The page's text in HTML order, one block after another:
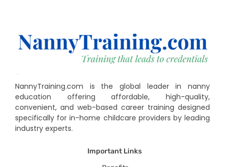
NannyTraining.com is the global leader in nanny
education offering affordable, high-quality,
convenient, and web-based career training designed
specifically for in-home childcare providers by leading
industry experts.
Important Links